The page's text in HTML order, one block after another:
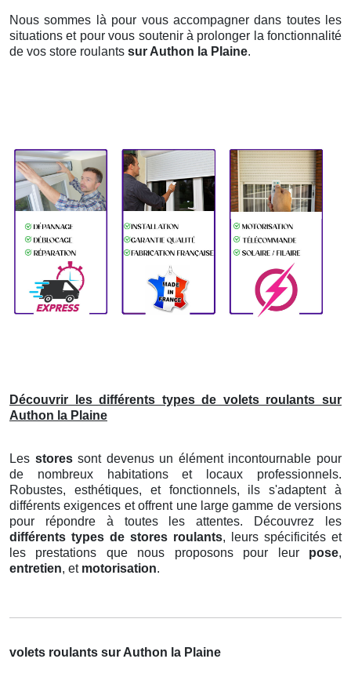
Nous sommes là pour vous accompagner dans toutes les
situations et pour vous soutenir à prolonger la fonctionnalité
de vos store roulants sur Authon la Plaine.
Découvrir les différents types de volets roulants sur
Authon la Plaine
Les storessont devenus un élément incontournable pour
de nombreux habitations et locaux professionnels.
Robustes, esthétiques, et fonctionnels, ils s'adaptent à
différents exigences et offrent une large gamme de versions
pour répondre à toutes les attentes. Découvrez les
différents types de stores roulants, leurs spécificités et
les prestations que nous proposons pour leur pose,
entretien, et motorisation.
volets roulants sur Authon la Plaine